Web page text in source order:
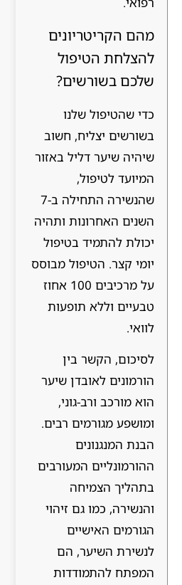
מהם הקריטריונים
להצלחת הטיפול
שלכם בשורשים?
כדי שהטיפול שלנו
בשורשים יצליח, חשוב
שיהיה שיער דליל באזור
המיועד לטיפול,
שהנשירה התחילה ב-7
השנים האחרונות ותהיה
יכולת להתמיד בטיפול
יומי קצר. הטיפול מבוסס
על מרכיבים 100 אחוז
טבעיים וללא תופעות
לוואי.
לסיכום, הקשר בין
הורמונים לאובדן שיער
הוא מורכב ורב-גוני,
ומושפע מגורמים רבים.
הבנת המנגנונים
ההורמונליים המעורבים
בתהליך הצמיחה
והנשירה, כמו גם זיהוי
הגורמים האישיים
לנשירת השיער, הם
המפתח להתמודדות